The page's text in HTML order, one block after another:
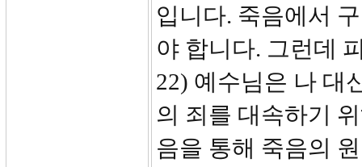
입니다. 죽음에서
야 합니다. 그런데
22) 예수님은 나 대
의 죄를 대속하기
음을 통해 죽음의